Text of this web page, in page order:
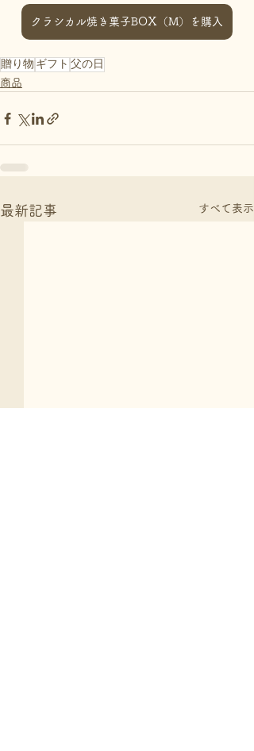
クラシカル焼き菓子BOX（M）を購入
贈り物 ギフト 父の日
商品
最新記事 すべて表示